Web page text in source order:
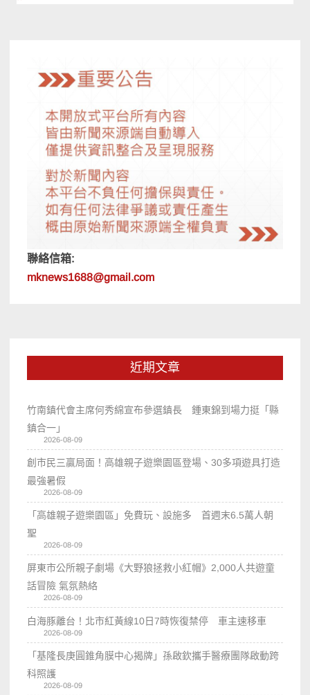
聯絡信箱:
mknews1688@gmail.com
近期文章
竹南鎮代會主席何秀綿宣布參選鎮長 鍾東錦到場力挺「縣
鎮合一」
2026-08-09
創市民三贏局面！高雄親子遊樂園區登場、30多項遊具打造
最強暑假
2026-08-09
「高雄親子遊樂園區」免費玩、設施多 首週末6.5萬人朝
聖
2026-08-09
屏東市公所親子劇場《大野狼拯救小紅帽》2,000人共遊童
話冒險 氣氛熱絡
2026-08-09
白海豚離台！北市紅黃線10日7時恢復禁停 車主速移車
2026-08-09
「基隆長庚圓錐角膜中心揭牌」孫啟欽攜手醫療團隊啟動跨
科照護
2026-08-09